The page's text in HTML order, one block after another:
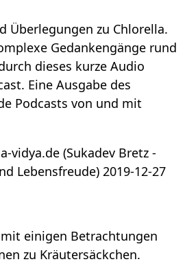
Überlegungen zu Chlorella.
Gedankengänge rund
dieses kurze Audio
Eine Ausgabe des
Podcasts von und mit
vidya.de (Sukadev Bretz -
Lebensfreude) 2019-12-27
einigen Betrachtungen
zu Kräutersäckchen.